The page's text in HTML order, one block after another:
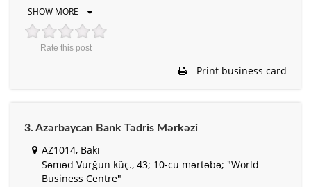
SHOW MORE
Rate this post
Print business card
3. Azərbaycan Bank Tədris Mərkəzi
AZ1014, Bakı
Səməd Vurğun küç., 43; 10-cu mərtəbə; "World
Business Centre"